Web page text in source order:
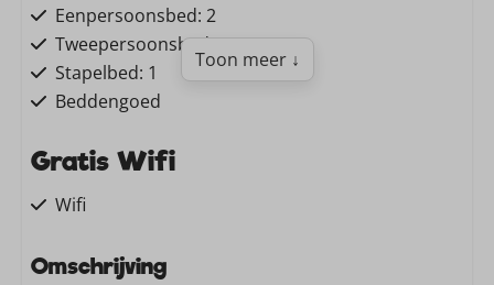
Eenpersoonsbed: 2
Tweepersoonsbed: 1
Stapelbed: 1
Beddengoed
Gratis Wifi
Wifi
Familie/Kinderen
Toon meer ↓
Omschrijving